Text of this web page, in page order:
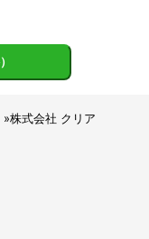
»株式会社 クリア